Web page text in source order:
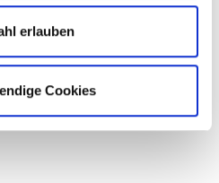
erlauben
Cookies